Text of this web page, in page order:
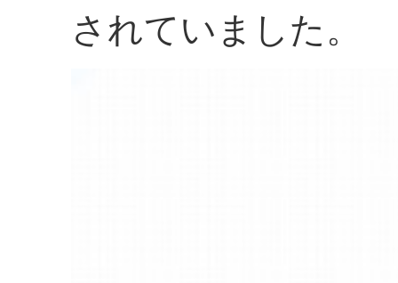
されていました。